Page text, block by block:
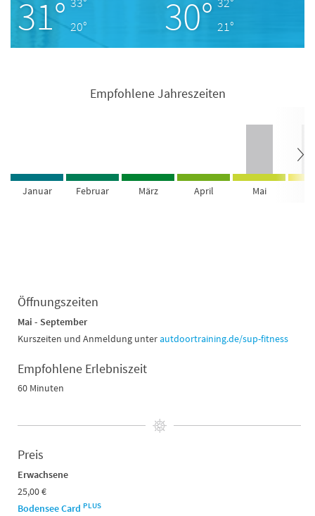
31° 20°
30° 21°
Empfohlene Jahreszeiten
Januar Februar März April Mai
Öffnungszeiten
Mai - September
Kurszeiten und Anmeldung unterautdoortraining.de/sup-fitness
Empfohlene Erlebniszeit
60 Minuten
Preis
Erwachsene
25,00 €
Bodensee Card PLUS